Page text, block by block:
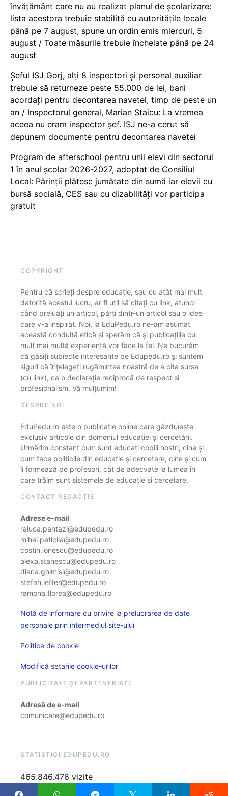
învățământ care nu au realizat planul de școlarizare:
lista acestora trebuie stabilită cu autoritățile locale
până pe 7 august, spune un ordin emis miercuri, 5
august / Toate măsurile trebuie încheiate până pe 24
august
Șeful ISJ Gorj, alți 8 inspectori și personal auxiliar
trebuie să returneze peste 55.000 de lei, bani
acordați pentru decontarea navetei, timp de peste un
an / Inspectorul general, Marian Staicu: La vremea
aceea nu eram inspector șef. ISJ ne-a cerut să
depunem documente pentru decontarea navetei
Program de afterschool pentru unii elevi din sectorul
1 în anul școlar 2026-2027, adoptat de Consiliul
Local: Părinții plătesc jumătate din sumă iar elevii cu
bursă socială, CES sau cu dizabilităţi vor participa
gratuit
COPYRIGHT
Pentru că scrieți despre educație, sau cu atât mai mult
datorită acestui lucru, ar fi util să citați cu link, atunci
când preluați un articol, părți dintr-un articol sau o idee
care v-a inspirat. Noi, la EduPedu.ro ne-am asumat
această conduită etică și sperăm că și publicațiile cu
mult mai multă experiență vor face la fel. Ne bucurăm
că găsiți subiecte interesante pe Edupedu.ro și suntem
siguri că înțelegeți rugămintea noastră de a cita sursa
(cu link), ca o declarație reciprocă de respect și
profesionalism. Vă mulțumim!
DESPRE NOI
EduPedu.ro este o publicație online care găzduiește
exclusiv articole din domeniul educației și cercetării.
Urmărim constant cum sunt educați copiii noștri, cine și
cum face politicile din educație și cercetare, cine și cum
îi formează pe profesori, cât de adecvate la lumea în
care trăim sunt sistemele de educație și cercetare.
CONTACT REDACȚIE
Adrese e-mail
raluca.pantazi@edupedu.ro
mihai.peticila@edupedu.ro
costin.ionescu@edupedu.ro
alexa.stanescu@edupedu.ro
diana.ghimisi@edupedu.ro
stefan.lefter@edupedu.ro
ramona.florea@edupedu.ro
Notă de informare cu privire la prelucrarea de date
personale prin intermediul site-ului
Politica de cookie
Modifică setarile cookie-urilor
PUBLICITATE ȘI PARTENERIATE
Adresă de e-mail
comunicare@edupedu.ro
STATISTICI EDUPEDU.RO
465.846.476 vizite